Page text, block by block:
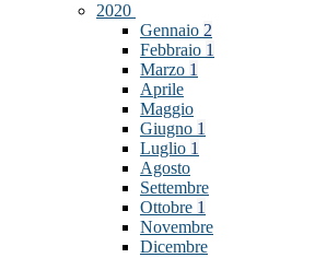
2020
Gennaio 2
Febbraio 1
Marzo 1
Aprile
Maggio
Giugno 1
Luglio 1
Agosto
Settembre
Ottobre 1
Novembre
Dicembre